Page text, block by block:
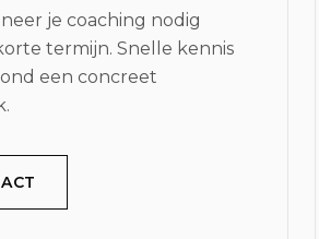
je coaching nodig
termijn. Snelle kennis
een concreet